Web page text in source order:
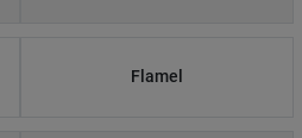
Flamel